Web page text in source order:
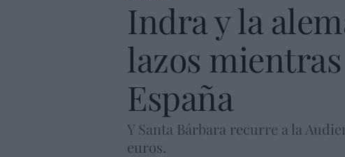
Indra y la
lazos
España
Y Santa Bárbara recurre a la
euros.